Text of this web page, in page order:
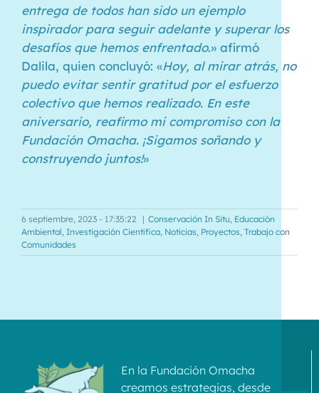
entrega de todos han sido un ejemplo
inspirador para seguir adelante y superar los
desafíos que hemos enfrentado.» afirmó
Dalila, quien concluyó: «Hoy, al mirar atrás, no
puedo evitar sentir gratitud por el esfuerzo
colectivo que hemos realizado. En este
aniversario, reafirmo mi compromiso con la
Fundación Omacha. ¡Sigamos soñando y
construyendo juntos!»
6 septiembre, 2023 - 17:35:22 | Conservación In Situ Educación
Ambiental Investigación Científica Noticias Proyectos Trabajo con
Comunidades
En la Fundación Omacha
creamos estrategias, desde